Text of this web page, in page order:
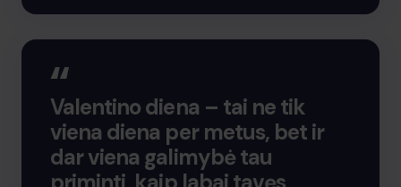
Valentino diena – tai ne tik
viena diena per metus, bet ir
dar viena galimybė tau